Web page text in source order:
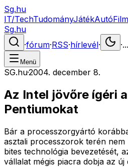
Sg.hu
IT/TechTudományJátékAutóFilm
Sg.hu
·fórum·RSS·hírlevél· ·...
Menü
SG.hu·2004. december 8.
Az Intel jövőre ígéri
Pentiumokat
Bár a processzorgyártó
asztali processzorok terén nem
bites technológia bevezetését,
vállalat mégis piacra dobja az új